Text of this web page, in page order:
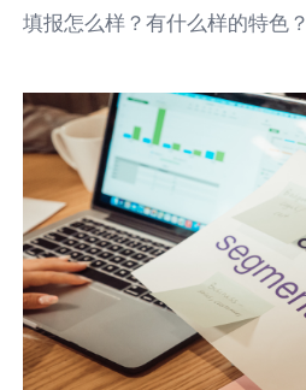
填报怎么样？有什么样的特色？